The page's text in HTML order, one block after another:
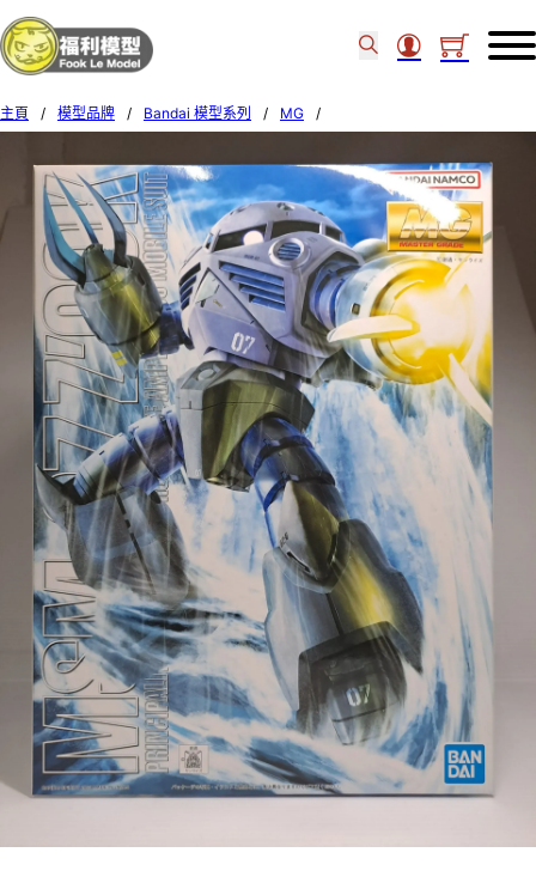
主頁 / 模型品牌 / Bandai 模型系列 / MG
/